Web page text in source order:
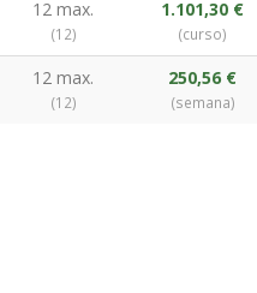
12 max.
(12)
1.101,30 €
(curso)
12 max.
(12)
250,56 €
(semana)